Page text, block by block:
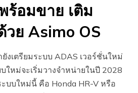
ร้อมขาย เติม
ย Asimo OS
งเตรียมระบบ ADAS เวอร์ชั่นใหม่
ใหม่จะเริ่มวางจำหน่ายในปี 2028
บบใหม่นี้ คือ Honda HR-V หรือ